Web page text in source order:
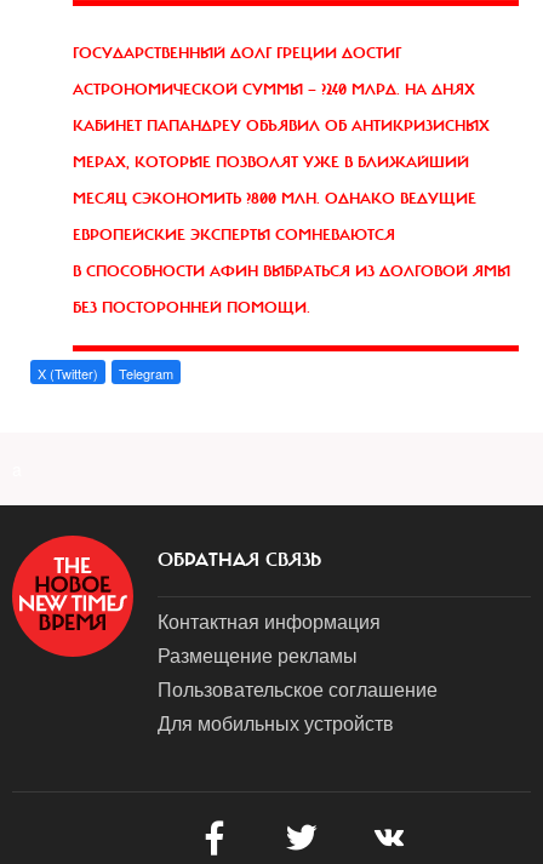
ГОСУДАРСТВЕННЫЙ ДОЛГ ГРЕЦИИ ДОСТИГ
АСТРОНОМИЧЕСКОЙ СУММЫ — ?240 МЛРД. НА ДНЯХ
КАБИНЕТ ПАПАНДРЕУ ОБЪЯВИЛ ОБ АНТИКРИЗИСНЫХ
МЕРАХ, КОТОРЫЕ ПОЗВОЛЯТ УЖЕ В БЛИЖАЙШИЙ
МЕСЯЦ СЭКОНОМИТЬ ?800 МЛН. ОДНАКО ВЕДУЩИЕ
ЕВРОПЕЙСКИЕ ЭКСПЕРТЫ СОМНЕВАЮТСЯ
В СПОСОБНОСТИ АФИН ВЫБРАТЬСЯ ИЗ ДОЛГОВОЙ ЯМЫ
БЕЗ ПОСТОРОННЕЙ ПОМОЩИ.
X (Twitter) Telegram
ОБРАТНАЯ СВЯЗЬ
Контактная информация
Размещение рекламы
Пользовательское соглашение
Для мобильных устройств